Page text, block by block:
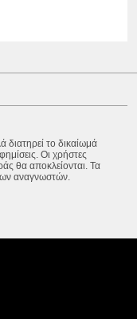
διατηρεί το δικαίωμά
Οι χρήστες
θα αποκλείονται. Τα
αναγνωστών.